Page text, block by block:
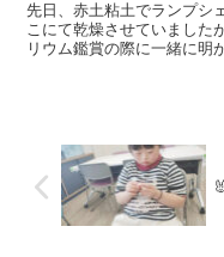
先日、赤土粘土でランプシ
こにて乾燥させていました
リウム鑑賞の際に一緒に明